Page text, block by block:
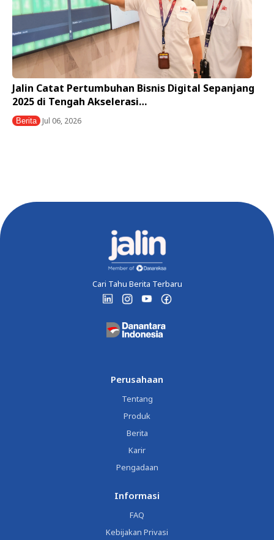
Jalin Catat Pertumbuhan Bisnis Digital Sepanjang
2025 di Tengah Akselerasi…
Berita Jul 06, 2026
Cari Tahu Berita Terbaru
Perusahaan
Tentang
Produk
Berita
Karir
Pengadaan
Informasi
FAQ
Kebijakan Privasi